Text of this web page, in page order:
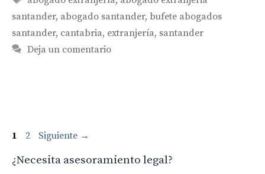
santander, abogado santander, bufete abogados
santander, cantabria, extranjería, santander
Deja un comentario
Navegación
entradas
Página
1 Página
2 Siguiente →
¿Necesita asesoramiento legal?